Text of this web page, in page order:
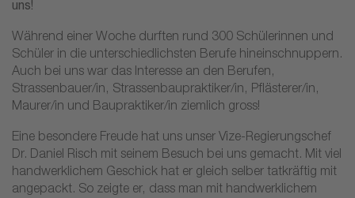
uns!
Während einer Woche durften rund 300 Schülerinnen und
Schüler in die unterschiedlichsten Berufe hineinschnuppern.
Auch bei uns war das Interesse an den Berufen,
Strassenbauer/in, Strassenbaupraktiker/in, Pflästerer/in,
Maurer/in und Baupraktiker/in ziemlich gross!
Eine besondere Freude hat uns unser Vize-Regierungschef
Dr. Daniel Risch mit seinem Besuch bei uns gemacht. Mit viel
handwerklichem Geschick hat er gleich selber tatkräftig mit
angepackt. So zeigte er, dass man mit handwerklichem